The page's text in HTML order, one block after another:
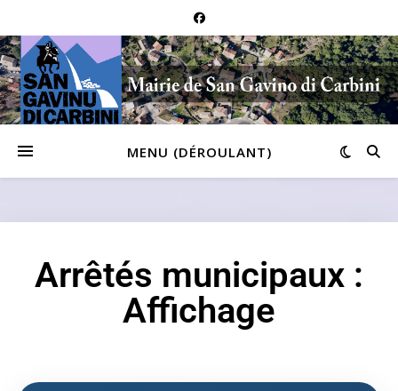
MENU (DÉROULANT)
Arrêtés municipaux :
Affichage